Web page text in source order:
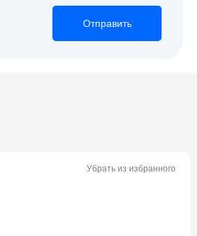
Отправить
Отправить
Отправить
Убрать из избранного